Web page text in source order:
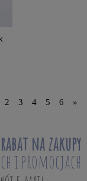
2 3 4 5 6 »
rabat na zakupy
i promocjach